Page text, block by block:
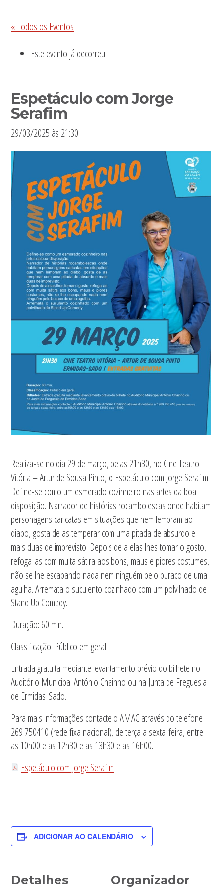
« Todos os Eventos
Este evento já decorreu.
Espetáculo com Jorge
Serafim
29/03/2025 às 21:30
Realiza-se no dia 29 de março, pelas 21h30, no Cine Teatro
Vitória – Artur de Sousa Pinto, o Espetáculo com Jorge Serafim.
Define-se como um esmerado cozinheiro nas artes da boa
disposição. Narrador de histórias rocambolescas onde habitam
personagens caricatas em situações que nem lembram ao
diabo, gosta de as temperar com uma pitada de absurdo e
mais duas de imprevisto. Depois de a elas lhes tomar o gosto,
refoga-as com muita sátira aos bons, maus e piores costumes,
não se lhe escapando nada nem ninguém pelo buraco de uma
agulha. Arremata o suculento cozinhado com um polvilhado de
Stand Up Comedy.
Duração: 60 min.
Classificação: Público em geral
Entrada gratuita mediante levantamento prévio do bilhete no
Auditório Municipal António Chainho ou na Junta de Freguesia
de Ermidas-Sado.
Para mais informações contacte o AMAC através do telefone
269 750410 (rede fixa nacional), de terça a sexta-feira, entre
as 10h00 e as 12h30 e as 13h30 e as 16h00.
Espetáculo com Jorge Serafim
ADICIONAR AO CALENDÁRIO
Detalhes Organizador
Sidebar